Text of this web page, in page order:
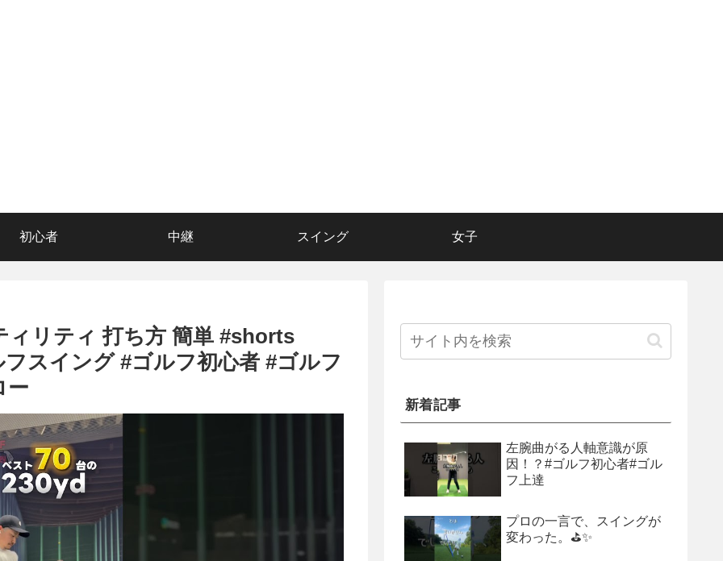
初心者 中継 スイング 女子
ィリティ 打ち方 簡単 #shorts
スイング #ゴルフ初心者 #ゴルフ
ー
新着記事
左腕曲がる人軸意識が原
因！？#ゴルフ初心者#ゴル
フ上達
プロの一言で、スイングが
変わった。⛳✨